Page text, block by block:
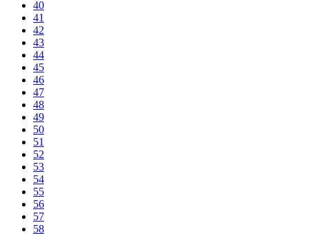
40
41
42
43
44
45
46
47
48
49
50
51
52
53
54
55
56
57
58